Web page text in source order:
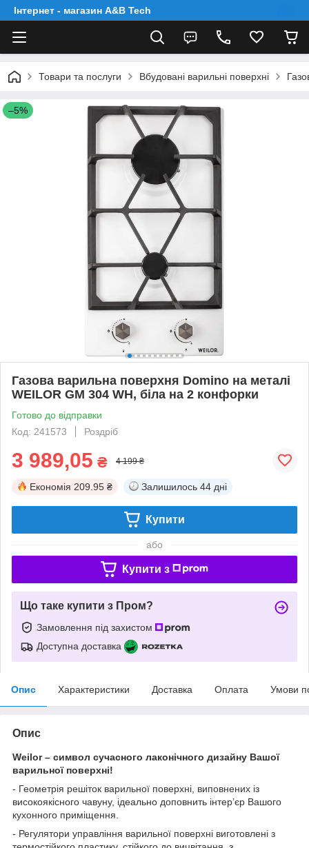
Інтернет - магазин A&B Tech
Товари та послуги Вбудовані варильні поверхні
–5%
Газова варильна поверхня Domino на металі
WEILOR GM 304 WH, біла на 2 конфорки
Готово до відправки
Код: 241573
Роздріб
3 989,05 ₴ 4 199 ₴
Економія 209.95 ₴ Залишилось 44 дні
Купити
або
Купити з
Що таке купити з Пром?
Замовлення під захистом
Доступна доставка
Опис Характеристики Доставка Оплата Умови
Опис
Weilor – символ сучасного лаконічного дизайну Вашої
варильної поверхні!
- Геометрія решіток варильної поверхні, виповнених із
високоякісного чавуну, ідеально доповнить інтер’єр Вашого
кухонного приміщення.
- Регулятори управління варильної поверхні виготовлені з